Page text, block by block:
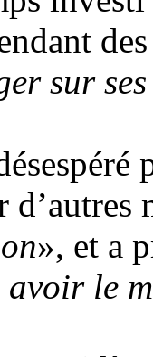
sur
d’autres
», et a
le